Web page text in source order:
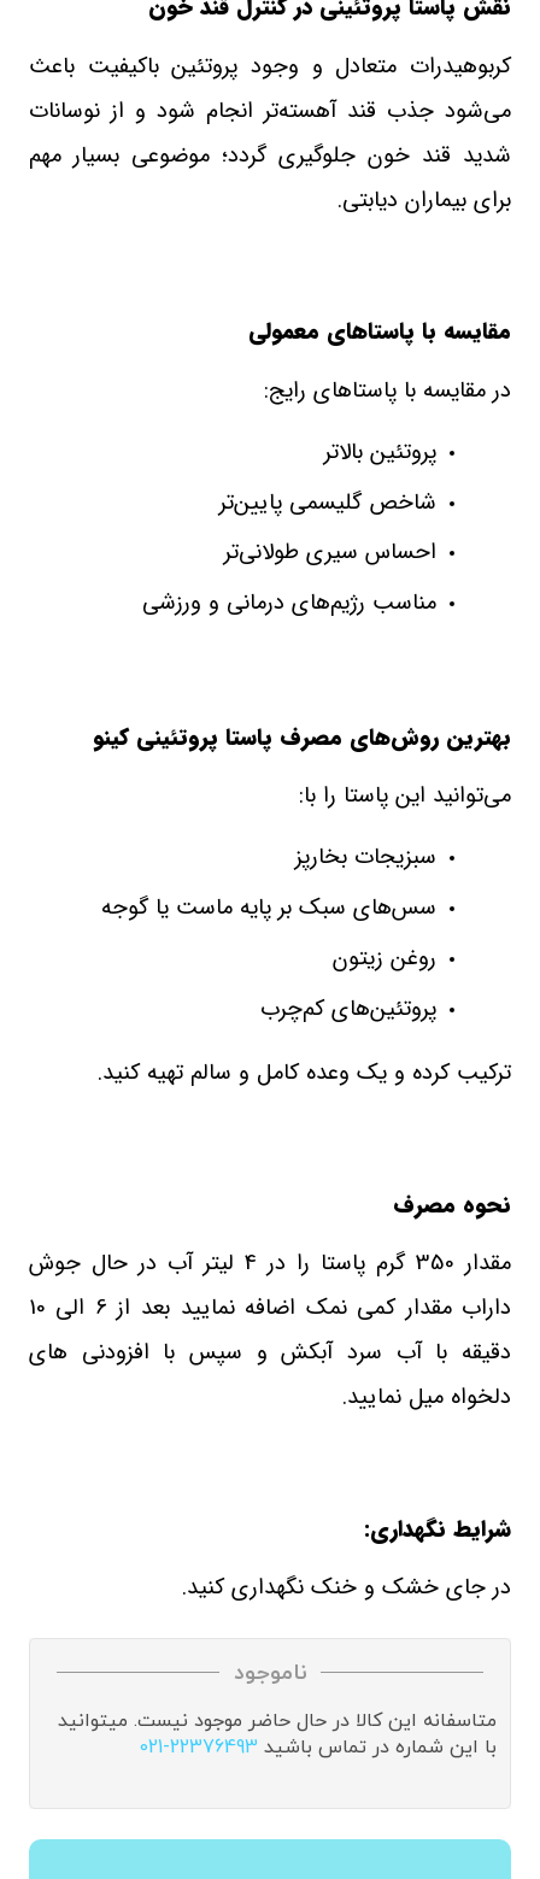
نقش پاستا پروتئینی در کنترل قند خون
کربوهیدرات متعادل و وجود پروتئین باکیفیت باعث
می‌شود جذب قند آهسته‌تر انجام شود و از نوسانات
شدید قند خون جلوگیری گردد؛ موضوعی بسیار مهم
برای بیماران دیابتی.
مقایسه با پاستاهای معمولی
در مقایسه با پاستاهای رایج:
پروتئین بالاتر
شاخص گلیسمی پایین‌تر
احساس سیری طولانی‌تر
مناسب رژیم‌های درمانی و ورزشی
بهترین روش‌های مصرف پاستا پروتئینی کینو
می‌توانید این پاستا را با:
سبزیجات بخارپز
سس‌های سبک بر پایه ماست یا گوجه
روغن زیتون
پروتئین‌های کم‌چرب
ترکیب کرده و یک وعده کامل و سالم تهیه کنید.
نحوه مصرف
مقدار 350 گرم پاستا را در 4 لیتر آب در حال جوش
داراب مقدار کمی نمک اضافه نمایید بعد از 6 الی 10
دقیقه با آب سرد آبکش و سپس با افزودنی های
دلخواه میل نمایید.
شرایط نگهداری:
در جای خشک و خنک نگهداری کنید.
ناموجود
متاسفانه این کالا در حال حاضر موجود نیست. میتوانید
با این شماره در تماس باشید 021-22376493